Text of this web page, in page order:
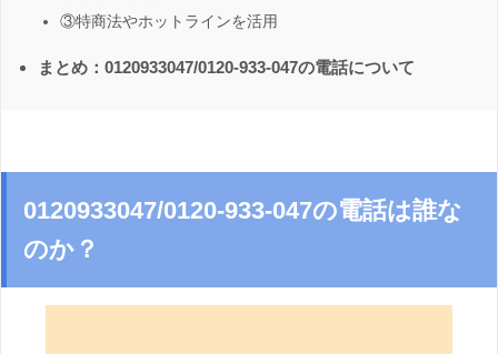
③特商法やホットラインを活用
まとめ：0120933047/0120-933-047の電話について
0120933047/0120-933-047の電話は誰な
のか？